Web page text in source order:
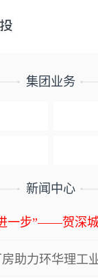
集团业务
新闻中心